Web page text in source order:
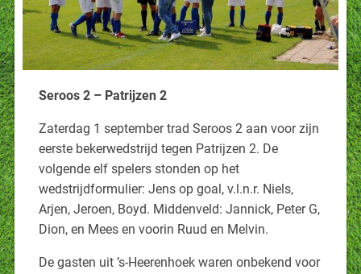
Seroos 2 – Patrijzen 2
Zaterdag 1 september trad Seroos 2 aan voor zijn
eerste bekerwedstrijd tegen Patrijzen 2. De
volgende elf spelers stonden op het
wedstrijdformulier: Jens op goal, v.l.n.r. Niels,
Arjen, Jeroen, Boyd. Middenveld: Jannick, Peter G,
Dion, en Mees en voorin Ruud en Melvin.
De gasten uit ’s-Heerenhoek waren onbekend voor